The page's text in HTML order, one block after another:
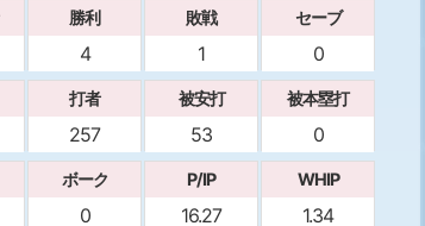
勝利
4
敗戦
1
セーブ
0
打者
257
被安打
53
被本塁打
0
ボーク
0
P/IP
16.27
WHIP
1.34